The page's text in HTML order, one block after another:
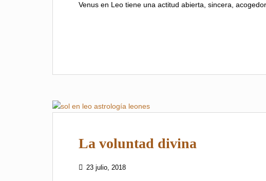
Venus en Leo tiene una actitud abierta, sincera,
La voluntad divina
23 julio, 2018